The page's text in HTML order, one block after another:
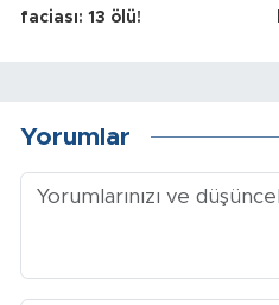
faciası: 13 ölü!
Yorumlar